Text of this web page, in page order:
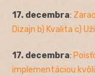
17. decembra:
Dizajn b) Kvalita c)
17. decembra:
implementáciou